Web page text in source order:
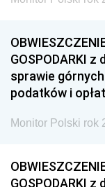
GOSPODARKI
sprawie
podatków i
Monitor Polski rok
GOSPODARKI